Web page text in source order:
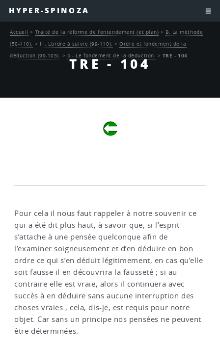
HYPER-SPINOZA
TRE - 104
Accueil > Traité de la réforme de l’entendement (et plan) > B. La méthode
(50-110). > III. L’ordre à suivre (99-110). >Ordre et fondement de la
déduction (99-105). > b - Le fondement de la déduction. > TRE - 104
Pour cela il nous faut rappeler à notre souvenir ce
qui a été dit plus haut, à savoir que, si l’esprit
s’attache à une pensée quelconque afin de
l’examiner soigneusement et d’en déduire en bon
ordre ce qui s’en déduit légitimement, en cas qu’elle
soit fausse il en découvrira la fausseté ; si au
contraire elle est vraie, alors il continuera avec
succès à en déduire sans aucune interruption des
choses vraies ; cela, dis-je, est requis pour notre
objet. Car sans un principe nos pensées ne peuvent
être déterminées.